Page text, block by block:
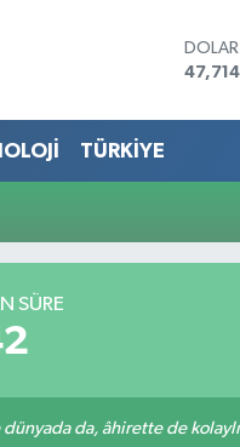
DOLAR
13.799
TÜRKİYE
SÜRE
dünyada da, âhirette de